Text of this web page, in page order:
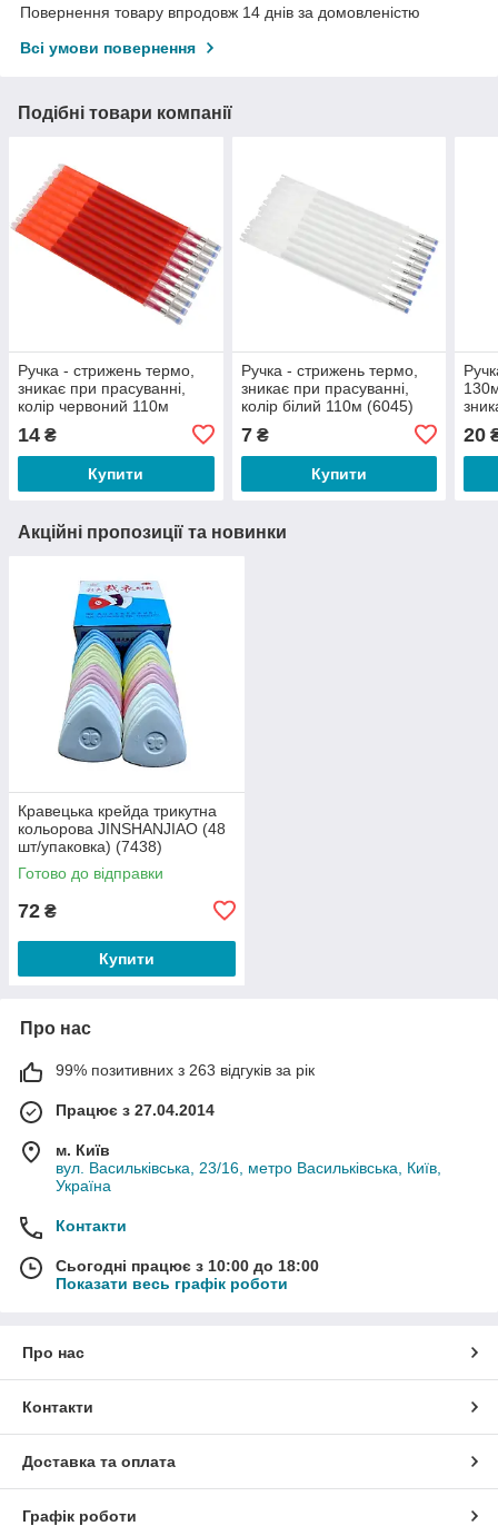
Повернення товару впродовж 14 днів за домовленістю
Всі умови повернення
Подібні товари компанії
Ручка - стрижень термо,
зникає при прасуванні,
колір червоний 110м
14 ₴
Купити
Ручка - стрижень термо,
зникає при прасуванні,
колір білий 110м (6045)
7₴
Купити
20
Акційні пропозиції та новинки
Кравецька крейда трикутна
кольорова JINSHANJIAO (48
шт/упаковка) (7438)
Готово до відправки
72 ₴
Купити
Про нас
99% позитивних з 263 відгуків за рік
Працює з 27.04.2014
м. Київ
вул. Васильківська, 23/16, метро Васильківська, Київ,
Україна
Контакти
Сьогодні працює з 10:00 до 18:00
Показати весь графік роботи
Про нас
Контакти
Доставка та оплата
Графік роботи